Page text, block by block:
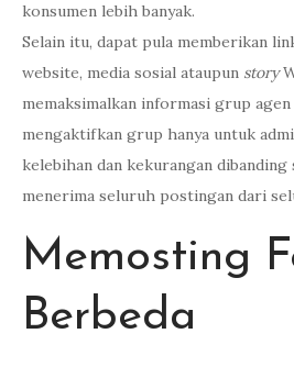
konsumen lebih banyak.
Selain itu, dapat pula memberikan
website, media sosial ataupun story
memaksimalkan informasi grup
mengaktifkan grup hanya untuk
kelebihan dan kekurangan
menerima seluruh postingan dari
Memosting
Berbeda